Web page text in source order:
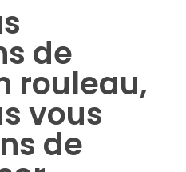
de
rouleau,
vous
de